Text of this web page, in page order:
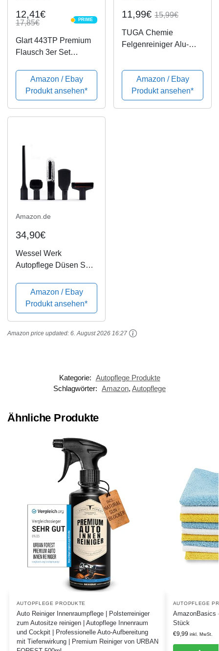
12,41€
17,85€ PRIME
PRIME
Glart 443TP Premium
Flausch 3er Set
ultraweich für perfekte
Lackpflege, anthrazit,
40 x 40 cm, rote Kante
Amazon / Ebay
Produkt ansehen*
11,99€ 15,99€
TUGA Chemie
Felgenreiniger Alu-
Amazon / Ebay
Produkt ansehen*
Amazon.de
34,90€
Wessel Werk
Autopflege Düsen Set
Tankstellen/SB
Waschboxen Sauger
detailmate
Amazon / Ebay
Produkt ansehen*
Amazon price updated: 6. August 2026 16:27
Kategorie: Autopflege Produkte
Schlagwörter: Amazon, Autopflege
Ähnliche Produkte
AUTOPFLEGE PRODUKTE
Auto Reiniger Innenraumpflege | Polsterreiniger
zum Autositze reinigen | Autopflege Innenraum
und Cockpit | Professionelle Auto-Aufbereitung
mit Tiefenwirkung | Premium Reiniger von URBAN
AUTOPFLEGE
AmazonBasics
Stück
€9,99 inkl. MwSt.